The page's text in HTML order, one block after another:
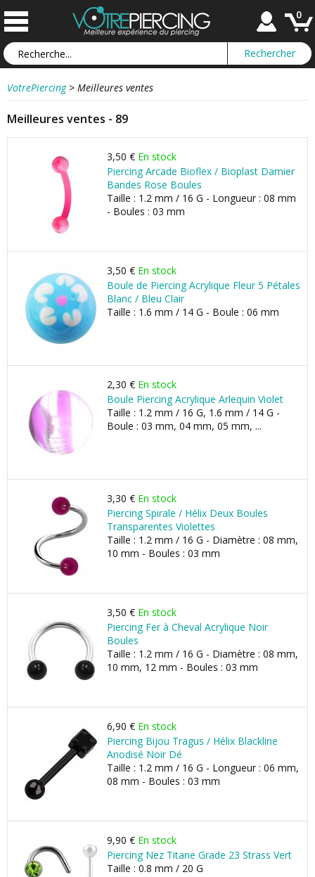
0
VotrePiercing > Meilleures ventes
Meilleures ventes - 89
3,50 € En stock
Piercing Arcade Bioflex / Bioplast Damier
Bandes Rose Boules
Taille : 1.2 mm / 16 G - Longueur : 08 mm
- Boules : 03 mm
3,50 € En stock
Boule de Piercing Acrylique Fleur 5 Pétales
Blanc / Bleu Clair
Taille : 1.6 mm / 14 G - Boule : 06 mm
2,30 € En stock
Boule Piercing Acrylique Arlequin Violet
Taille : 1.2 mm / 16 G, 1.6 mm / 14 G -
Boule : 03 mm, 04 mm, 05 mm, ...
3,30 € En stock
Piercing Spirale / Hélix Deux Boules
Transparentes Violettes
Taille : 1.2 mm / 16 G - Diamètre : 08 mm,
10 mm - Boules : 03 mm
3,50 € En stock
Piercing Fer à Cheval Acrylique Noir
Boules
Taille : 1.2 mm / 16 G - Diamètre : 08 mm,
10 mm, 12 mm - Boules : 03 mm
6,90 € En stock
Piercing Bijou Tragus / Hélix Blackline
Anodisé Noir Dé
Taille : 1.2 mm / 16 G - Longueur : 06 mm,
08 mm - Boules : 03 mm
9,90 € En stock
Piercing Nez Titane Grade 23 Strass Vert
Taille : 0.8 mm / 20 G